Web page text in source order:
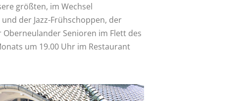
größten, im Wechsel
der Jazz-Frühschoppen, der
Senioren im Flett des
um 19.00 Uhr im Restaurant